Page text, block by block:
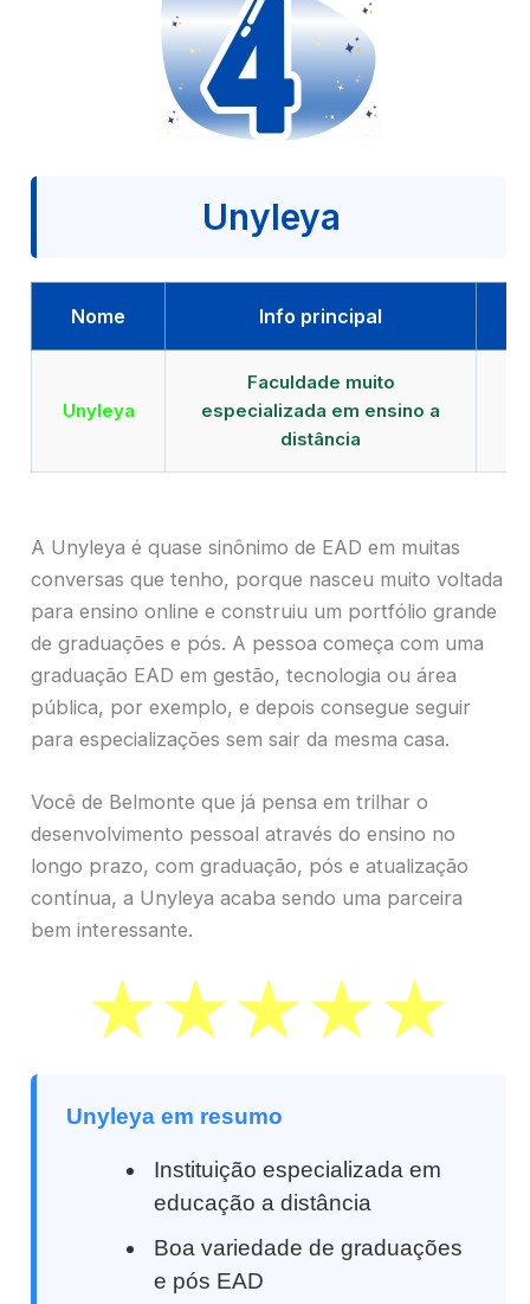
Unyleya
Nome Info principal
Unyleya
Faculdade muito
especializada em ensino a
distância
A Unyleya é quase sinônimo de EAD em muitas
conversas que tenho, porque nasceu muito voltada
para ensino online e construiu um portfólio grande
de graduações e pós. A pessoa começa com uma
graduação EAD em gestão, tecnologia ou área
pública, por exemplo, e depois consegue seguir
para especializações sem sair da mesma casa.
Você de Belmonte que já pensa em trilhar o
desenvolvimento pessoal através do ensino no
longo prazo, com graduação, pós e atualização
contínua, a Unyleya acaba sendo uma parceira
bem interessante.
Unyleya em resumo
Instituição especializada em
educação a distância
Boa variedade de graduações
e pós EAD